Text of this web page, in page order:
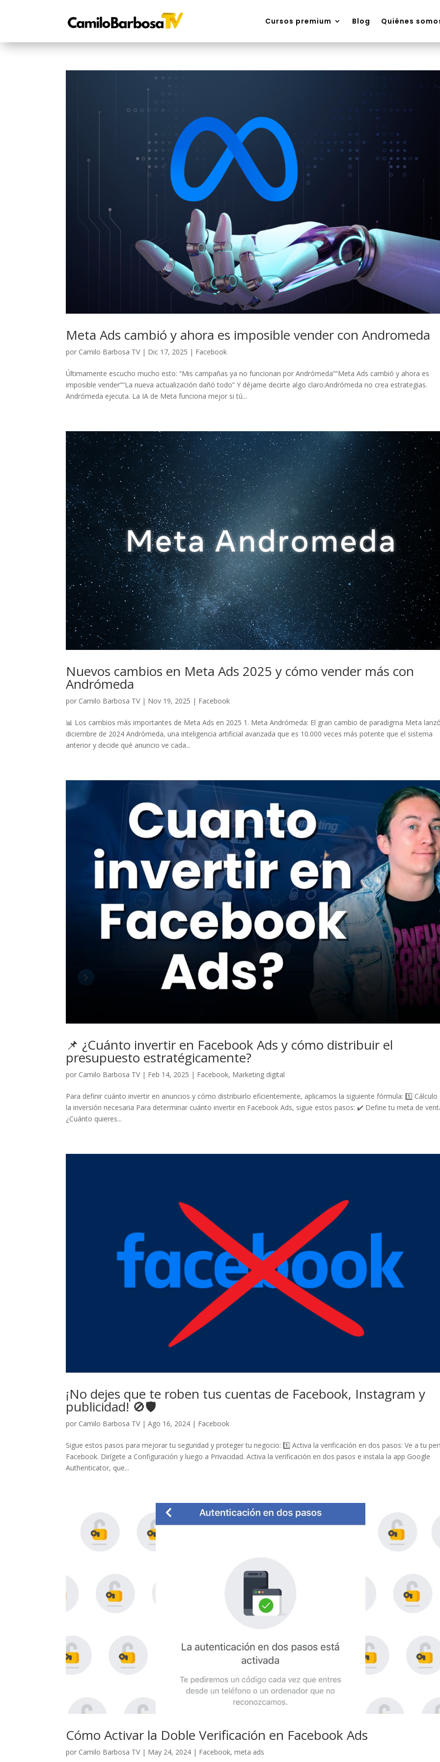
Cursos premium Blog Quiénes
Cursos premium Blog Quiénes
Meta Ads cambió y ahora es imposible vender con Andromeda
por Camilo Barbosa TV| Dic 17, 2025 | Facebook
Últimamente escucho mucho esto: “Mis campañas ya no funcionan por Andrómeda”“Meta Ads cambió y ahora es
imposible vender”“La nueva actualización dañó todo” Y déjame decirte algo claro:Andrómeda no crea estrategias.
Andrómeda ejecuta. La IA de Meta funciona mejor si tú...
Nuevos cambios en Meta Ads 2025 y cómo vender más con
Andrómeda
por Camilo Barbosa TV| Nov 19, 2025 | Facebook
📊 Los cambios más importantes de Meta Ads en 2025 1. Meta Andrómeda: El gran cambio de paradigma Meta
diciembre de 2024 Andrómeda, una inteligencia artificial avanzada que es 10.000 veces más potente que el sistema
anterior y decide qué anuncio ve cada...
📌 ¿Cuánto invertir en Facebook Ads y cómo distribuir el
presupuesto estratégicamente?
por Camilo Barbosa TV| Feb 14, 2025 | Facebook, Marketing digital
Para definir cuánto invertir en anuncios y cómo distribuirlo eficientemente, aplicamos la siguiente fórmula: 1️⃣ Cálculo
la inversión necesaria Para determinar cuánto invertir en Facebook Ads, sigue estos pasos: ✔️ Define tu meta de
¿Cuánto quieres...
¡No dejes que te roben tus cuentas de Facebook, Instagram y
publicidad! 🚫🛡️
por Camilo Barbosa TV|Ago 16, 2024 | Facebook
Sigue estos pasos para mejorar tu seguridad y proteger tu negocio: 1️⃣ Activa la verificación en dos pasos: Ve a tu
Facebook. Dirígete a Configuración y luego a Privacidad. Activa la verificación en dos pasos e instala la app Google
Authenticator, que...
Cómo Activar la Doble Verificación en Facebook Ads
por Camilo Barbosa TV| May 24, 2024 | Facebook,meta ads